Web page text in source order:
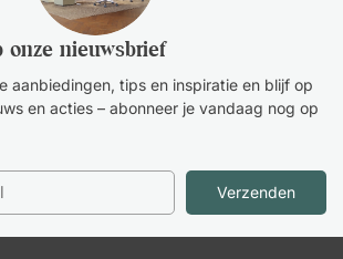
onze nieuwsbrief
aanbiedingen, tips en inspiratie en blijf op
en acties – abonneer je vandaag nog op
Verzenden